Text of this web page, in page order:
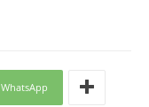
WhatsApp